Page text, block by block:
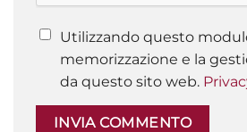
Utilizzando questo
memorizzazione e la
da questo sito web.